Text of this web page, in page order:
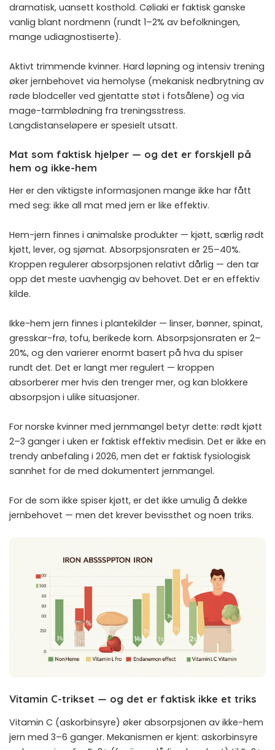
dramatisk, uansett kosthold. Cøliaki er faktisk ganske
vanlig blant nordmenn (rundt 1–2% av befolkningen,
mange udiagnostiserte).
Aktivt trimmende kvinner. Hard løpning og intensiv trening
øker jernbehovet via hemolyse (mekanisk nedbrytning av
røde blodceller ved gjentatte støt i fotsålene) og via
mage-tarmblødning fra treningsstress.
Langdistanseløpere er spesielt utsatt.
Mat som faktisk hjelper — og det er forskjell på
hem og ikke-hem
Her er den viktigste informasjonen mange ikke har fått
med seg: ikke all mat med jern er like effektiv.
Hem-jern finnes i animalske produkter — kjøtt, særlig rødt
kjøtt, lever, og sjømat. Absorpsjonsraten er 25–40%.
Kroppen regulerer absorpsjonen relativt dårlig — den tar
opp det meste uavhengig av behovet. Det er en effektiv
kilde.
Ikke-hem jern finnes i plantekilder — linser, bønner, spinat,
gresskar-frø, tofu, berikede korn. Absorpsjonsraten er 2–
20%, og den varierer enormt basert på hva du spiser
rundt det. Det er langt mer regulert — kroppen
absorberer mer hvis den trenger mer, og kan blokkere
absorpsjon i ulike situasjoner.
For norske kvinner med jernmangel betyr dette: rødt kjøtt
2–3 ganger i uken er faktisk effektiv medisin. Det er ikke en
trendy anbefaling i 2026, men det er faktisk fysiologisk
sannhet for de med dokumentert jernmangel.
For de som ikke spiser kjøtt, er det ikke umulig å dekke
jernbehovet — men det krever bevissthet og noen triks.
Vitamin C-trikset — og det er faktisk ikke et triks
Vitamin C (askorbinsyre) øker absorpsjonen av ikke-hem
jern med 3–6 ganger. Mekanismen er kjent: askorbinsyre